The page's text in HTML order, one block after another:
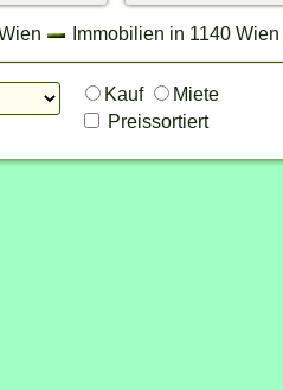
Immobilien in 1140 Wien
Kauf
Miete
Preissortiert